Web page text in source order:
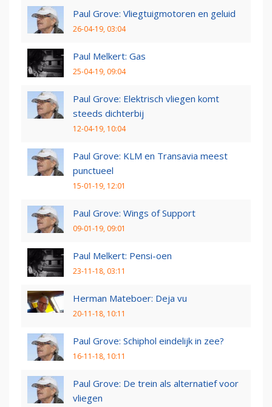
Paul Grove: Vliegtuigmotoren en geluid
26-04-19, 03:04
Paul Melkert: Gas
25-04-19, 09:04
Paul Grove: Elektrisch vliegen komt
steeds dichterbij
12-04-19, 10:04
Paul Grove: KLM en Transavia meest
punctueel
15-01-19, 12:01
Paul Grove: Wings of Support
09-01-19, 09:01
Paul Melkert: Pensi-oen
23-11-18, 03:11
Herman Mateboer: Deja vu
20-11-18, 10:11
Paul Grove: Schiphol eindelijk in zee?
16-11-18, 10:11
Paul Grove: De trein als alternatief voor
vliegen